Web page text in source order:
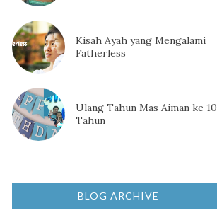
Kisah Ayah yang Mengalami
Fatherless
Ulang Tahun Mas Aiman ke 10
Tahun
BLOG ARCHIVE